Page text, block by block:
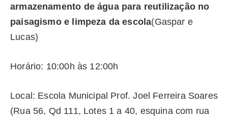
armazenamento de água para reutilização no
paisagismo e limpeza da escola(Gaspar e
Lucas)
Horário: 10:00h às 12:00h
Local: Escola Municipal Prof. Joel Ferreira Soares
(Rua 56, Qd 111, Lotes 1 a 40, esquina com rua